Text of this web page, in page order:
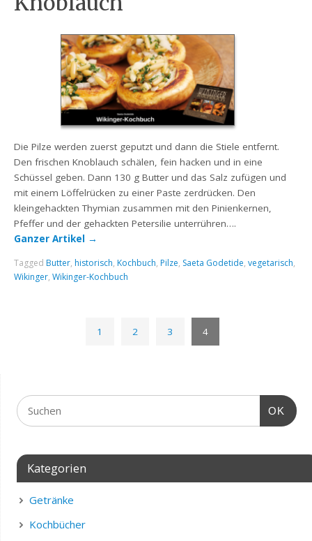
Die Pilze werden zuerst geputzt und dann die Stiele entfernt.
Den frischen Knoblauch schälen, fein hacken und in eine
Schüssel geben. Dann 130 g Butter und das Salz zufügen und
mit einem Löffelrücken zu einer Paste zerdrücken. Den
kleingehackten Thymian zusammen mit den Pinienkernen,
Pfeffer und der gehackten Petersilie unterrühren….
Ganzer Artikel →
Tagged Butter, historisch, Kochbuch, Pilze, Saeta Godetide,vegetarisch,
Wikinger,Wikinger-Kochbuch
1 2 3 4
OK
Kategorien
Getränke
Kochbücher